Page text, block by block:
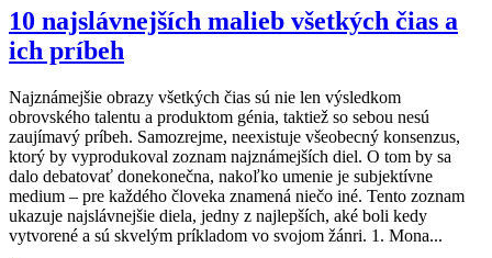
10 najslávnejších malieb všetkých čias a
ich príbeh
Najznámejšie obrazy všetkých čias sú nie len výsledkom
obrovského talentu a produktom génia, taktiež so sebou nesú
zaujímavý príbeh. Samozrejme, neexistuje všeobecný konsenzus,
ktorý by vyprodukoval zoznam najznámejších diel. O tom by sa
dalo debatovať donekonečna, nakoľko umenie je subjektívne
medium – pre každého človeka znamená niečo iné. Tento zoznam
ukazuje najslávnejšie diela, jedny z najlepších, aké boli kedy
vytvorené a sú skvelým príkladom vo svojom žánri. 1. Mona...